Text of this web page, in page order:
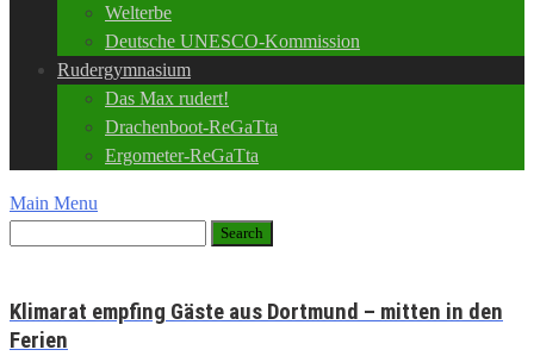
Welterbe
Deutsche UNESCO-Kommission
Rudergymnasium
Das Max rudert!
Drachenboot-ReGaTta
Ergometer-ReGaTta
Main Menu
Klimarat empfing Gäste aus Dortmund – mitten in den
Ferien